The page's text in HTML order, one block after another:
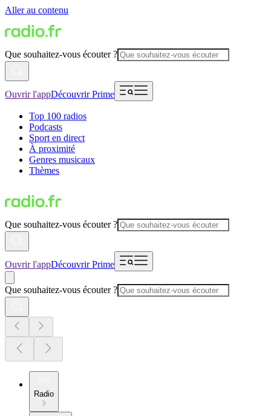
Aller au contenu
Que souhaitez-vous écouter ?
Ouvrir l'appDécouvrir Prime
Top 100 radios
Podcasts
Sport en direct
À proximité
Genres musicaux
Thèmes
Que souhaitez-vous écouter ?
Ouvrir l'appDécouvrir Prime
Que souhaitez-vous écouter ?
Radio